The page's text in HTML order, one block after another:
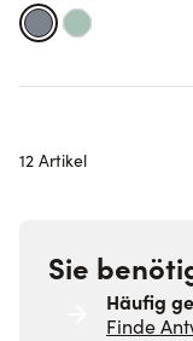
12 Artikel
Sie
Häufig
Finde